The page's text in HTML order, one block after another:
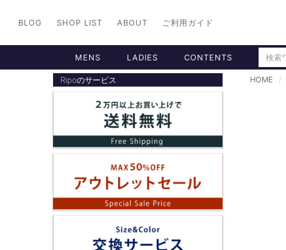
BLOG SHOP LIST ABOUT ご利用ガイド
MENS LADIES CONTENTS
Ripoのサービス HOME